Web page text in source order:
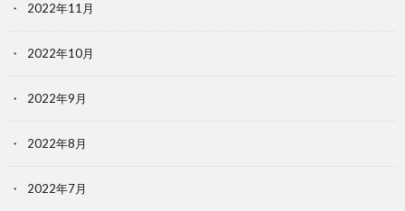
2022年11月
2022年10月
2022年9月
2022年8月
2022年7月